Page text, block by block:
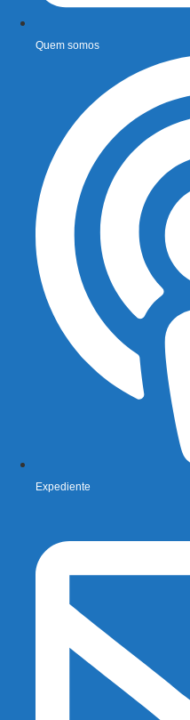
Quem somos
Expediente